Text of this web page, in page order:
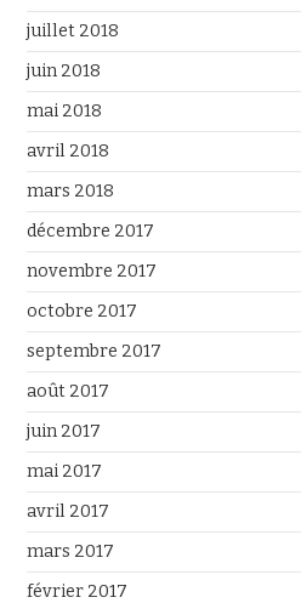
juillet 2018
juin 2018
mai 2018
avril 2018
mars 2018
décembre 2017
novembre 2017
octobre 2017
septembre 2017
août 2017
juin 2017
mai 2017
avril 2017
mars 2017
février 2017